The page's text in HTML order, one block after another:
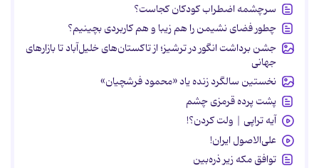
سرچشمه اضطراب کودکان کجاست؟
چطور فضای نشیمن را هم زیبا و هم کاربردی بچینیم؟
جشن برداشت انگور در ترشیز؛ از تاکستان‌های خلیل‌آباد تا بازارهای
جهانی
نخستین سالگرد زنده یاد «محمود فرشچیان»
پشت پرده قرمزی چشم
آیه تراپی | ولت کردن؟!
علی‌الاصول ایران!
توافق مکه زیر ذره‌بین